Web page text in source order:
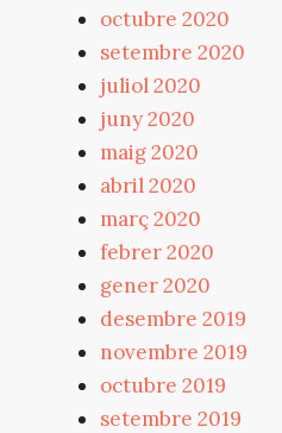
octubre 2020
setembre 2020
juliol 2020
juny 2020
maig 2020
abril 2020
març 2020
febrer 2020
gener 2020
desembre 2019
novembre 2019
octubre 2019
setembre 2019